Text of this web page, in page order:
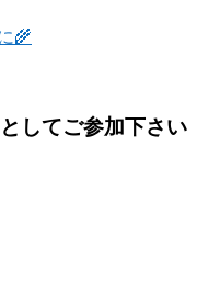
🌾
してご参加下さい